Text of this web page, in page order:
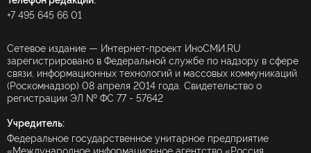
+7 495 645 66 01
Сетевое издание — Интернет-проект ИноСМИ.RU
зарегистрировано в Федеральной службе по надзору в сфере
связи, информационных технологий и массовых коммуникаций
(Роскомнадзор) 08 апреля 2014 года. Свидетельство о
регистрации ЭЛ № ФС 77 - 57642
Учредитель:
Федеральное государственное унитарное предприятие